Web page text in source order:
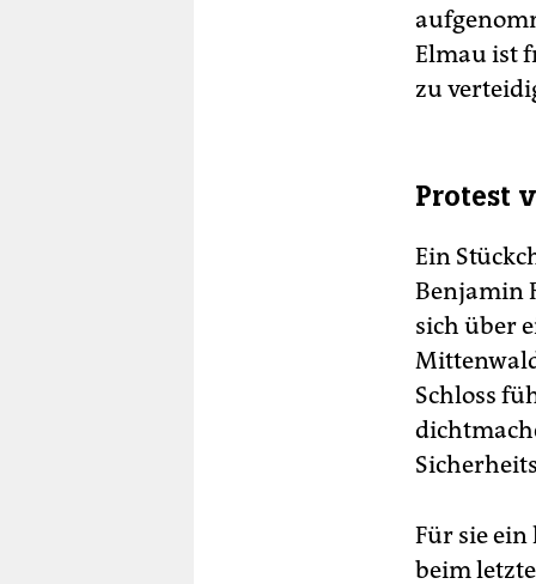
Elmau ist
zu
Protest
Ein
Benjamin
sich über
Schloss
Für sie
beim